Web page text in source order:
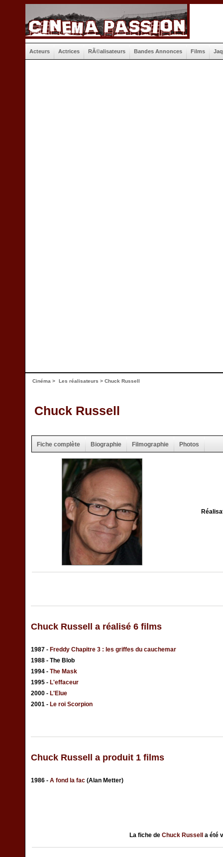
Acteurs Actrices RÃ©alisateurs Bandes Annonces Films
Cinéma > Les réalisateurs > Chuck Russell
Chuck Russell
Fiche complète Biographie Filmographie Photos
Chuck Russell a réalisé 6 films
1987 - Freddy Chapitre 3 : les griffes du cauchemar
1988 - The Blob
1994 - The Mask
1995 - L'effaceur
2000 - L'Elue
2001 - Le roi Scorpion
Chuck Russell a produit 1 films
1986 - A fond la fac (Alan Metter)
La fiche de Chuck Russell a été